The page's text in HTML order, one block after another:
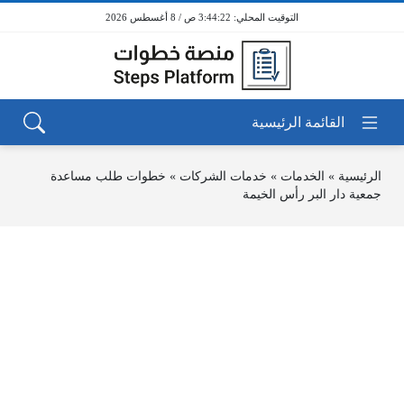
3:44:22 ص / 8 أغسطس 2026
الرئيسية » الخدمات » خدمات الشركات » خطوات طلب مساعدة
جمعية دار البر رأس الخيمة